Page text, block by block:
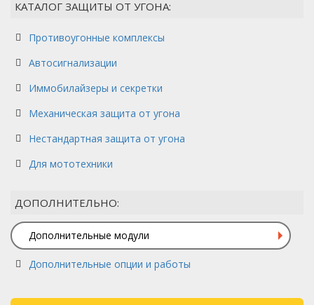
КАТАЛОГ ЗАЩИТЫ ОТ УГОНА:
Противоугонные комплексы
Автосигнализации
Иммобилайзеры и секретки
Механическая защита от угона
Нестандартная защита от угона
Для мототехники
ДОПОЛНИТЕЛЬНО:
Дополнительные модули
Дополнительные опции и работы